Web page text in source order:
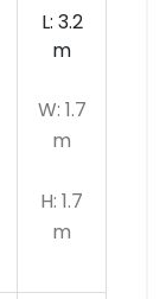
L: 3.2
m
W: 1.7
m
H: 1.7
m